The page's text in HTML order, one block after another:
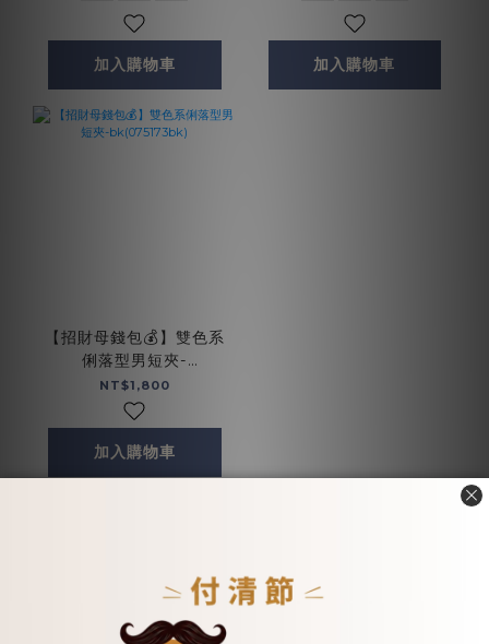
加入購物車 加入購物車
【招財母錢包💰】雙色系
俐落型男短夾-
bk(075173bk)
NT$1,800
加入購物車
- 情侶款小物 -